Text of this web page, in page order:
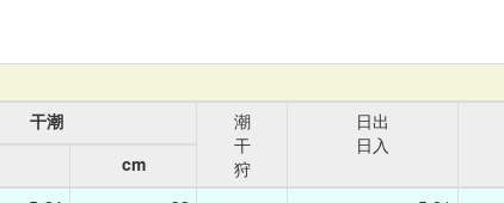
干潮
潮
干
狩
日出
日入
cm